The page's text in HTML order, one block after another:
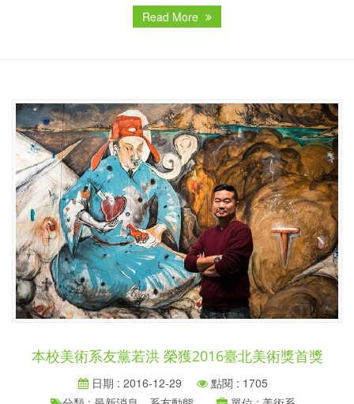
Read More
本校美術系友黨若洪 榮獲2016臺北美術獎首獎
日期 : 2016-12-29
點閱 : 1705